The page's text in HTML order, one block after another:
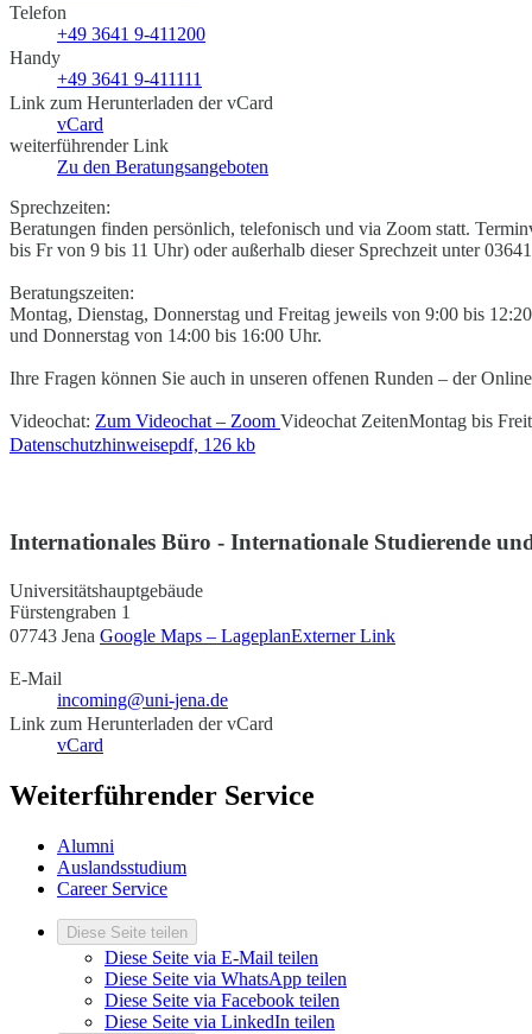
Telefon
+49 3641 9-411200
Handy
+49 3641 9-411111
Link zum Herunterladen der vCard
vCard
weiterführender Link
Zu den Beratungsangeboten
Sprechzeiten:
Beratungen finden persönlich, telefonisch und via Zoom statt.
bis Fr von 9 bis 11 Uhr) oder außerhalb dieser Sprechzeit unter
Beratungszeiten:
Montag, Dienstag, Donnerstag und Freitag jeweils von 9:00 bis
und Donnerstag von 14:00 bis 16:00 Uhr.
Ihre Fragen können Sie auch in unseren offenen Runden – der
Videochat: Zum Videochat – Zoom Videochat ZeitenMontag bis
Datenschutzhinweisepdf, 126 kb
Internationales Büro - Internationale Studierende
Universitätshauptgebäude
Fürstengraben 1
07743 Jena Google Maps – LageplanExterner Link
E-Mail
incoming@uni-jena.de
Link zum Herunterladen der vCard
vCard
Weiterführender Service
Alumni
Auslandsstudium
Career Service
Diese Seite teilen
Diese Seite via E-Mail teilen
Diese Seite via WhatsApp teilen
Diese Seite via Facebook teilen
Diese Seite via LinkedIn teilen